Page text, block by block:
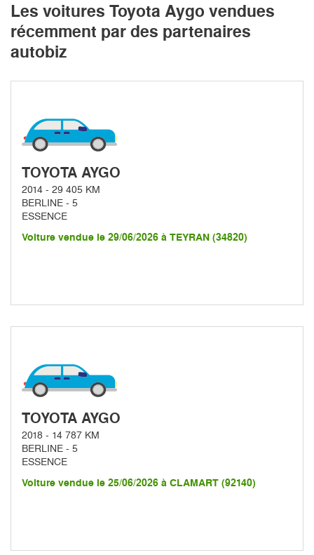
Les voitures Toyota Aygo vendues
récemment par des partenaires
autobiz
TOYOTA AYGO
2014 - 29 405 KM
BERLINE - 5
ESSENCE
Voiture vendue le 29/06/2026 à TEYRAN (34820)
TOYOTA AYGO
2018 - 14 787 KM
BERLINE - 5
ESSENCE
Voiture vendue le 25/06/2026 à CLAMART (92140)